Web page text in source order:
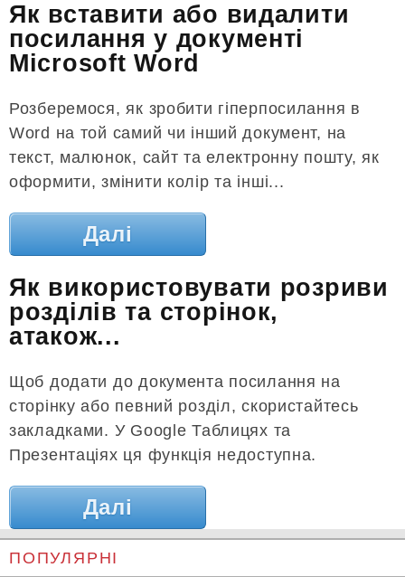
Як вставити або видалити
посилання у документі
Microsoft Word
Розберемося, як зробити гіперпосилання в
Word на той самий чи інший документ, на
текст, малюнок, сайт та електронну пошту, як
оформити, змінити колір та інші...
Далі
Як використовувати розриви
розділів та сторінок,
атакож...
Щоб додати до документа посилання на
сторінку або певний розділ, скористайтесь
закладками. У Google Таблицях та
Презентаціях ця функція недоступна.
Далі
ПОПУЛЯРНІ